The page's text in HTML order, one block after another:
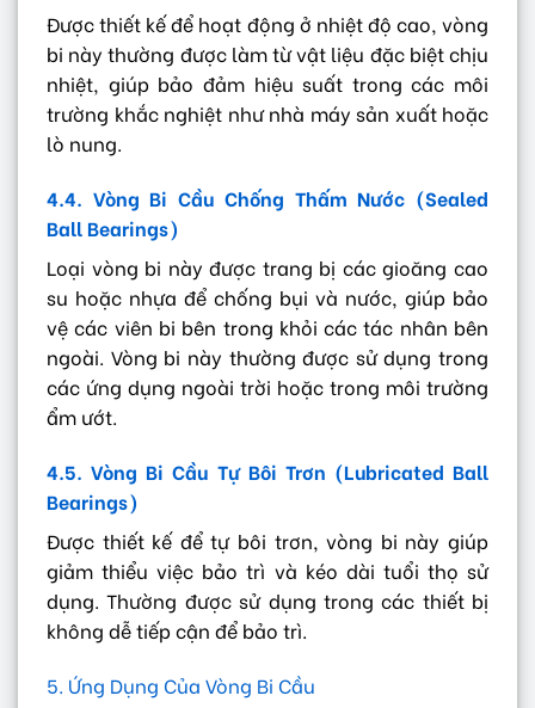
Được thiết kế để hoạt động ở nhiệt độ cao, vòng
bi này thường được làm từ vật liệu đặc biệt chịu
nhiệt, giúp bảo đảm hiệu suất trong các môi
trường khắc nghiệt như nhà máy sản xuất hoặc
lò nung.
4.4. Vòng Bi Cầu Chống Thấm Nước (Sealed
Ball Bearings)
Loại vòng bi này được trang bị các gioăng cao
su hoặc nhựa để chống bụi và nước, giúp bảo
vệ các viên bi bên trong khỏi các tác nhân bên
ngoài. Vòng bi này thường được sử dụng trong
các ứng dụng ngoài trời hoặc trong môi trường
ẩm ướt.
4.5. Vòng Bi Cầu Tự Bôi Trơn (Lubricated Ball
Bearings)
Được thiết kế để tự bôi trơn, vòng bi này giúp
giảm thiểu việc bảo trì và kéo dài tuổi thọ sử
dụng. Thường được sử dụng trong các thiết bị
không dễ tiếp cận để bảo trì.
5. Ứng Dụng Của Vòng Bi Cầu